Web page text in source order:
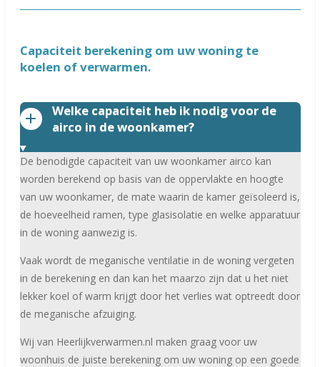
Capaciteit berekening om uw woning te
koelen of verwarmen.
Welke capaciteit heb ik nodig voor de
airco in de woonkamer?
De benodigde capaciteit van uw woonkamer airco kan
worden berekend op basis van de oppervlakte en hoogte
van uw woonkamer, de mate waarin de kamer geïsoleerd is,
de hoeveelheid ramen, type glasisolatie en welke apparatuur
in de woning aanwezig is.
Vaak wordt de meganische ventilatie in de woning vergeten
in de berekening en dan kan het maarzo zijn dat u het niet
lekker koel of warm krijgt door het verlies wat optreedt door
de meganische afzuiging.
Wij van Heerlijkverwarmen.nl maken graag voor uw
woonhuis de juiste berekening om uw woning op een goede